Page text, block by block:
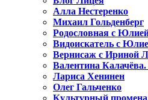
Алла Нестеренко
Михаил Гольденберг
Родословная с
Видоискатель с
Вернисаж с Ириной
Валентина
Лариса Хенинен
Олег Гальченко